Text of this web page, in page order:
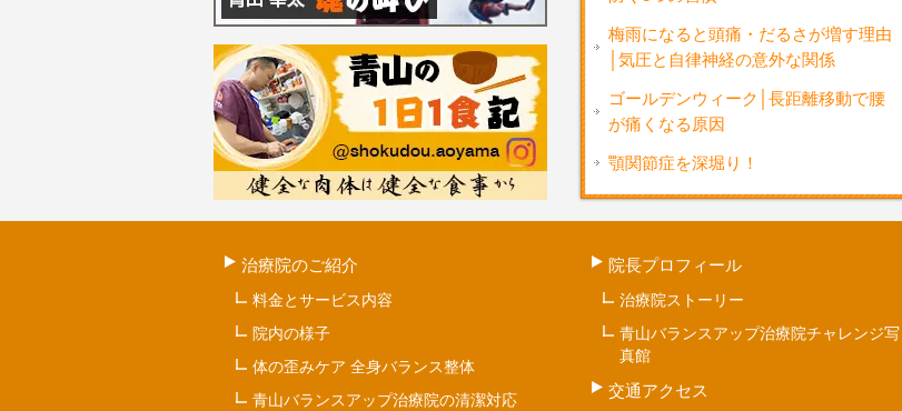
梅雨になると頭痛・だるさが増す理由
│気圧と自律神経の意外な関係
ゴールデンウィーク│長距離移動で腰
が痛くなる原因
顎関節症を深堀り！
治療院のご紹介
料金とサービス内容
院内の様子
体の歪みケア 全身バランス整体
青山バランスアップ治療院の清潔対応
院長プロフィール
治療院ストーリー
青山バランスアップ治療院チャレンジ写
真館
交通アクセス